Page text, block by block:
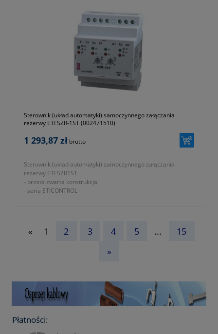
Sterownik (układ automatyki) samoczynnego załączania
rezerwy ETI SZR-1ST (002471510)
1 293,87 zł brutto
Sterownik (układ automatyki) samoczynnego załączania
rezerwy ETI SZR1ST
- prosta zwarta konstrukcja
- seria ETICONTROL
« 1 2 3 4 5 ...
15
»
Płatności: